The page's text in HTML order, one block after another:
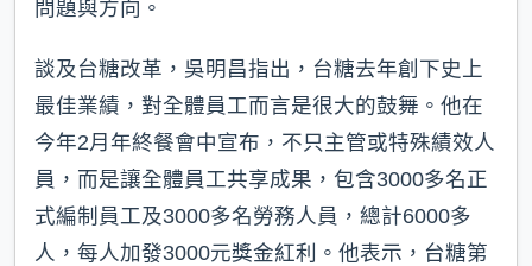
問題與方向。
談及台糖改革，吳明昌指出，台糖去年創下史上
最佳業績，對全體員工而言是很大的鼓舞。他在
今年2月年終餐會中宣布，不只主管或特殊績效人
員，而是讓全體員工共享成果，包含3000多名正
式編制員工及3000多名勞務人員，總計6000多
人，每人加發3000元獎金紅利。他表示，台糖第